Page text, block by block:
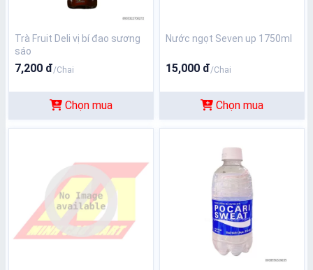
Trà Fruit Deli vị bí đao sương
sáo
7,200 đ/Chai
Chọn mua
Nước ngọt Seven up 1750ml
15,000 đ/Chai
Chọn mua